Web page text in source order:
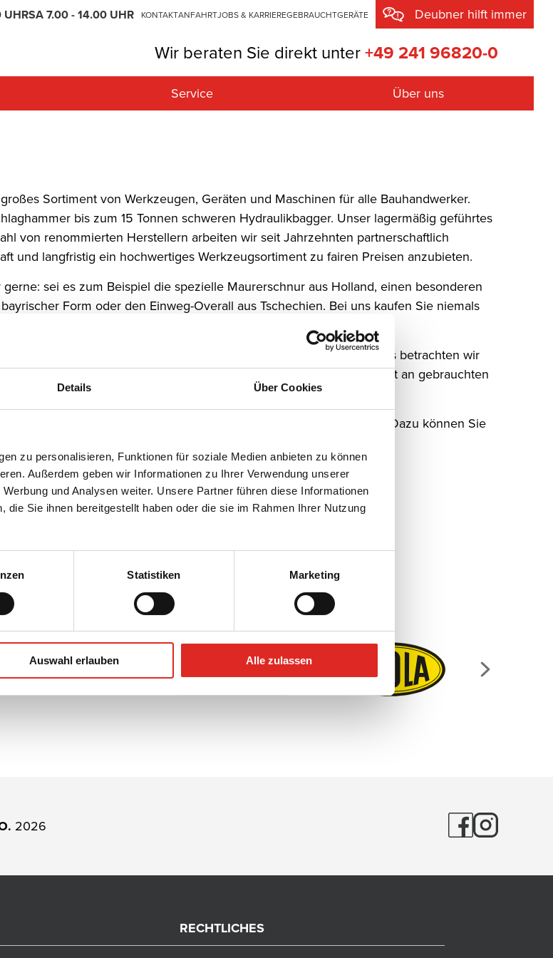
Details Über Cookies
zu personalisieren, Funktionen für soziale Medien anbieten zu können
Außerdem geben wir Informationen zu Ihrer Verwendung unserer
und Analysen weiter. Unsere Partner führen diese Informationen
die Sie ihnen bereitgestellt haben oder die sie im Rahmen Ihrer Nutzung
Statistiken Marketing
Auswahl erlauben Alle zulassen
UHRSA 7.00 - 14.00 UHR KONTAKTANFAHRTJOBS & KARRIEREGEBRAUCHTGERÄTE Deubner hilft immer
Wir beraten Sie direkt unter+49 241 96820-0
Aufzüge
Schneidtechnik mit Diamantwerkzeug
Hebelifte und Transportgeräte
Bautrocknung
Reinigung
Service
Über uns
Sortiment von Werkzeugen, Geräten und Maschinen für alle Bauhandwerker.
bis zum 15 Tonnen schweren Hydraulikbagger. Unser lagermäßig geführtes
von renommierten Herstellern arbeiten wir seit Jahrzehnten partnerschaftlich
und langfristig ein hochwertiges Werkzeugsortiment zu fairen Preisen anzubieten.
sei es zum Beispiel die spezielle Maurerschnur aus Holland, einen besonderen
Form oder den Einweg-Overall aus Tschechien. Bei uns kaufen Sie niemals
Mietpark probeweise einsetzen. Im Falle eines späteren Kaufes betrachten wir
entfällt. Außerdem haben wir ständig ein umfangreiches Angebot an gebrauchten
käuflich erwerben. Es wird sich immer für Sie lohnen.
haben, gemäß nach unserem Leitspruch: „Deubner hilft immer!“. Dazu können Sie
dieser Seite entdecken können.
2026
RECHTLICHES